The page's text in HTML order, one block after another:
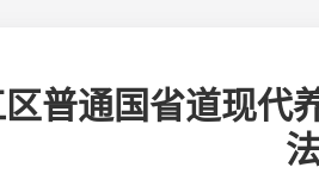
普通国省道现代